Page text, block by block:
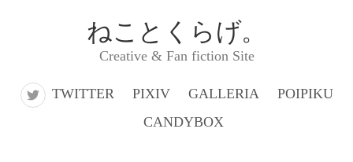
ねことくらげ。
Creative & Fan fiction Site
TWITTER PIXIV GALLERIA
POIPIKU
CANDYBOX